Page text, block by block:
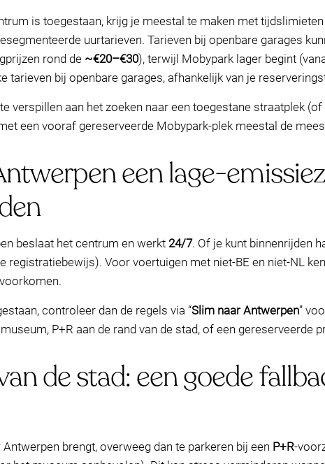
is toegestaan, krijg je meestal te maken met tijdslimieten
uurtarieven. Tarieven bij openbare garages
rond de ~€20–€30), terwijl Mobypark lager begint
tarieven bij openbare garages, afhankelijk van je
verspillen aan het zoeken naar een toegestane straatplek
een vooraf gereserveerde Mobypark-plek meestal de
een lage-
beslaat het centrum en werkt 24/7. Of je kunt binnenrijden
registratiebewijs). Voor voertuigen met niet-BE en niet-NL
controleer dan de regels via “Slim naar Antwerpen”
P+R aan de rand van de stad, of een gereserveerde
de stad: een goede
brengt, overweeg dan te parkeren bij een P+R-